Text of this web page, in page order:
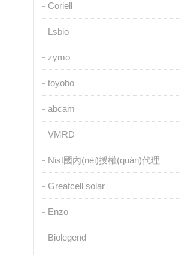
Coriell
Lsbio
zymo
toyobo
abcam
VMRD
Nist國內(nèi)授權(quán)代理
Greatcell solar
Enzo
Biolegend